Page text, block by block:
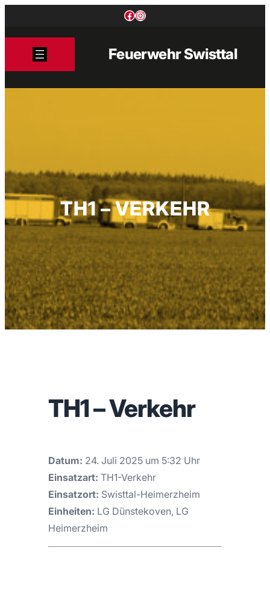
Facebook
Instagram
Feuerwehr Swisttal
TH1 – VERKEHR
TH1 – Verkehr
Datum: 24. Juli 2025 um 5:32 Uhr
Einsatzart: TH1-Verkehr
Einsatzort: Swisttal-Heimerzheim
Einheiten: LG Dünstekoven, LG
Heimerzheim